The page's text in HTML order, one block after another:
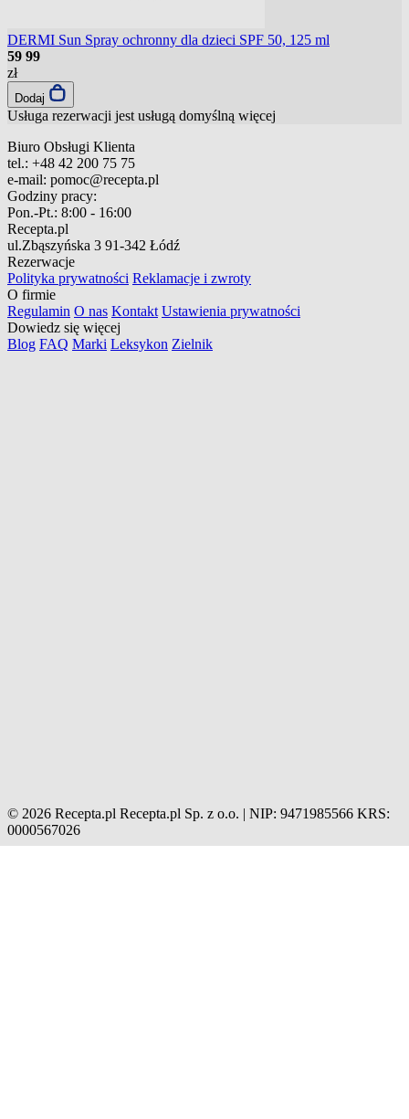
DERMI Sun Spray ochronny dla dzieci SPF 50, 125 ml
59 99
zł
Dodaj
Usługa rezerwacji jest usługą domyślną więcej
Biuro Obsługi Klienta
tel.: +48 42 200 75 75
e-mail: pomoc@recepta.pl
Godziny pracy:
Pon.-Pt.: 8:00 - 16:00
Recepta.pl
ul.Zbąszyńska 3 91-342 Łódź
Rezerwacje
Polityka prywatności Reklamacje i zwroty
O firmie
Regulamin O nas Kontakt Ustawienia prywatności
Dowiedz się więcej
Blog FAQ Marki Leksykon Zielnik
© 2026 Recepta.pl Recepta.pl Sp. z o.o. | NIP: 9471985566 KRS:
0000567026